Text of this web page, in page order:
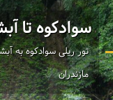
سوادکوه تا
تور ریلی سوادکوه به
مازندران